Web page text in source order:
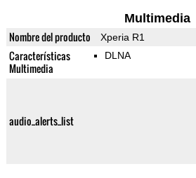
Multimedia
Nombre del producto Xperia R1
Características
Multimedia
DLNA
audio_alerts_list